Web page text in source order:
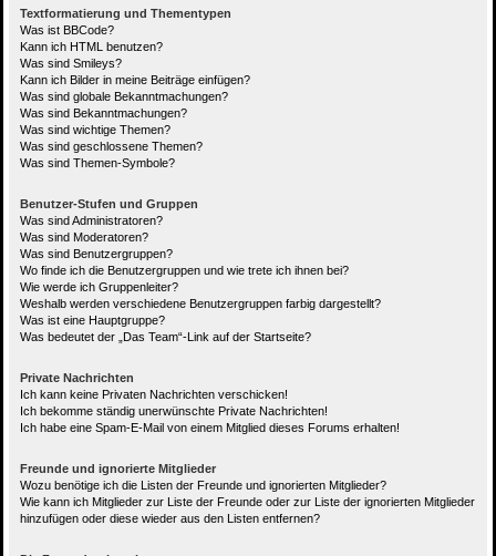
Textformatierung und Thementypen
Was ist BBCode?
Kann ich HTML benutzen?
Was sind Smileys?
Kann ich Bilder in meine Beiträge einfügen?
Was sind globale Bekanntmachungen?
Was sind Bekanntmachungen?
Was sind wichtige Themen?
Was sind geschlossene Themen?
Was sind Themen-Symbole?
Benutzer-Stufen und Gruppen
Was sind Administratoren?
Was sind Moderatoren?
Was sind Benutzergruppen?
Wo finde ich die Benutzergruppen und wie trete ich ihnen bei?
Wie werde ich Gruppenleiter?
Weshalb werden verschiedene Benutzergruppen farbig dargestellt?
Was ist eine Hauptgruppe?
Was bedeutet der „Das Team“-Link auf der Startseite?
Private Nachrichten
Ich kann keine Privaten Nachrichten verschicken!
Ich bekomme ständig unerwünschte Private Nachrichten!
Ich habe eine Spam-E-Mail von einem Mitglied dieses Forums erhalten!
Freunde und ignorierte Mitglieder
Wozu benötige ich die Listen der Freunde und ignorierten Mitglieder?
Wie kann ich Mitglieder zur Liste der Freunde oder zur Liste der ignorierten Mitglieder
hinzufügen oder diese wieder aus den Listen entfernen?